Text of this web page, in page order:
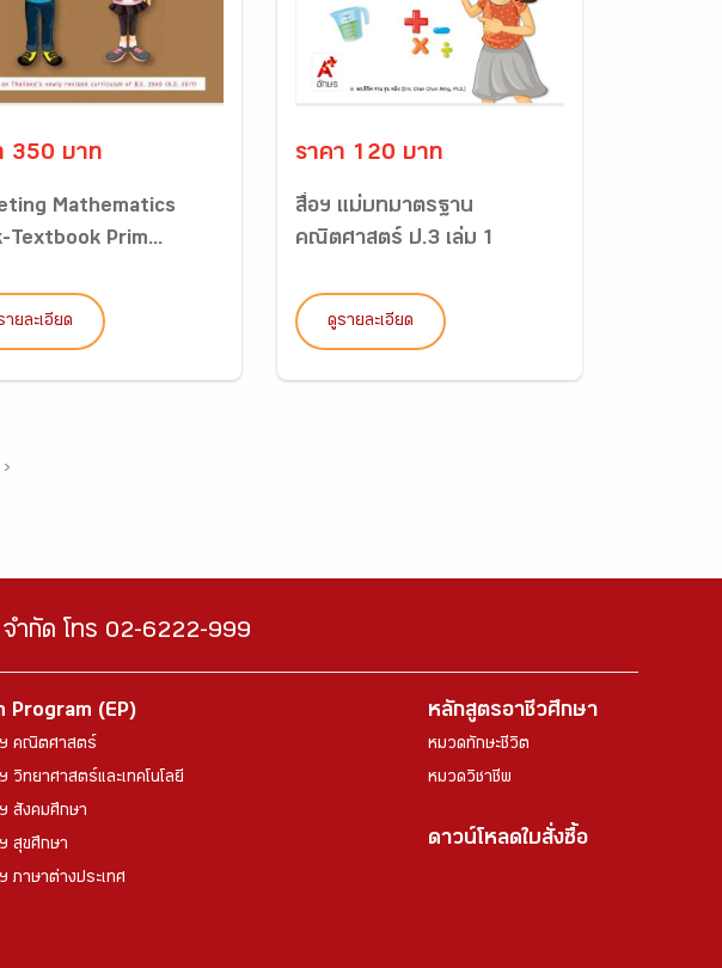
350 บาท
Mathematics
Textbook Prim...
ายละเอียด
ราคา 120 บาท
สื่อฯ แม่บทมาตรฐาน
คณิตศาสตร์ ป.3 เล่ม 1
ดูรายละเอียด
›
ำกัด โทร 02-6222-999
Program (EP)
ฯ คณิตศาสตร์
วิทยาศาสตร์และเทคโนโลยี
สังคมศึกษา
สุขศึกษา
ภาษาต่างประเทศ
หลักสูตรอาชีวศึกษา
หมวดทักษะชีวิต
หมวดวิชาชีพ
ดาวน์โหลดใบสั่งซื้อ